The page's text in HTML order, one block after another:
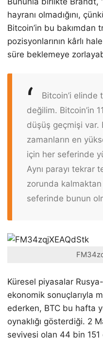
hayranı olmadığını,
Bitcoin’in bu bakımdan
pozisyonlarının kârlı
süre beklemeye
Bitcoin’i elinde
değilim. Bitcoin’in
düşüş geçmişi var.
zamanların en
için her seferinde
Aynı parayı tekrar
zorunda
seferinde bunun
Küresel piyasalar
ekonomik sonuçlarıyla
ederken, BTC bu hafta
oynaklığı gösterdiği. 2
seviyesi olan 44 bin